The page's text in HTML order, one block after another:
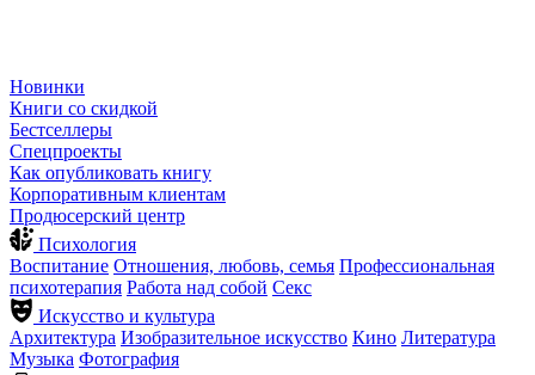
Новинки
Книги со скидкой
Бестселлеры
Спецпроекты
Как опубликовать книгу
Корпоративным клиентам
Продюсерский центр
Психология
Воспитание Отношения, любовь, семья Профессиональная
психотерапия Работа над собой Секс
Искусство и культура
Архитектура Изобразительное искусство Кино Литература
Музыка Фотография